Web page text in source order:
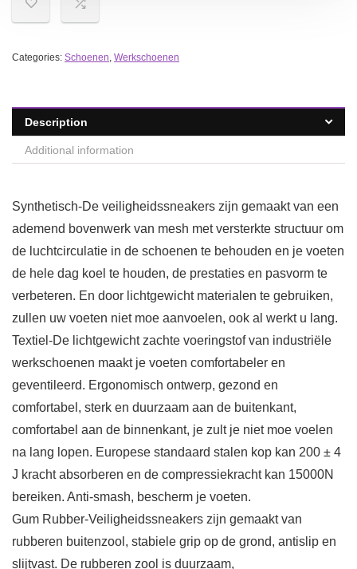
Categories: Schoenen, Werkschoenen
Description
Additional information
Synthetisch-De veiligheidssneakers zijn gemaakt van een
ademend bovenwerk van mesh met versterkte structuur om
de luchtcirculatie in de schoenen te behouden en je voeten
de hele dag koel te houden, de prestaties en pasvorm te
verbeteren. En door lichtgewicht materialen te gebruiken,
zullen uw voeten niet moe aanvoelen, ook al werkt u lang.
Textiel-De lichtgewicht zachte voeringstof van industriële
werkschoenen maakt je voeten comfortabeler en
geventileerd. Ergonomisch ontwerp, gezond en
comfortabel, sterk en duurzaam aan de buitenkant,
comfortabel aan de binnenkant, je zult je niet moe voelen
na lang lopen. Europese standaard stalen kop kan 200 ± 4
J kracht absorberen en de compressiekracht kan 15000N
bereiken. Anti-smash, bescherm je voeten.
Gum Rubber-Veiligheidssneakers zijn gemaakt van
rubberen buitenzool, stabiele grip op de grond, antislip en
slijtvast. De rubberen zool is duurzaam,